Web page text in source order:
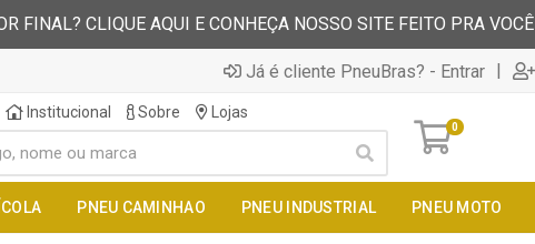
FINAL? CLIQUE AQUI E CONHEÇA NOSSO SITE FEITO PRA VOCÊ
Já é cliente PneuBras? - Entrar |
Institucional Sobre Lojas
0
PNEU CAMINHAO PNEU INDUSTRIAL PNEU MOTO